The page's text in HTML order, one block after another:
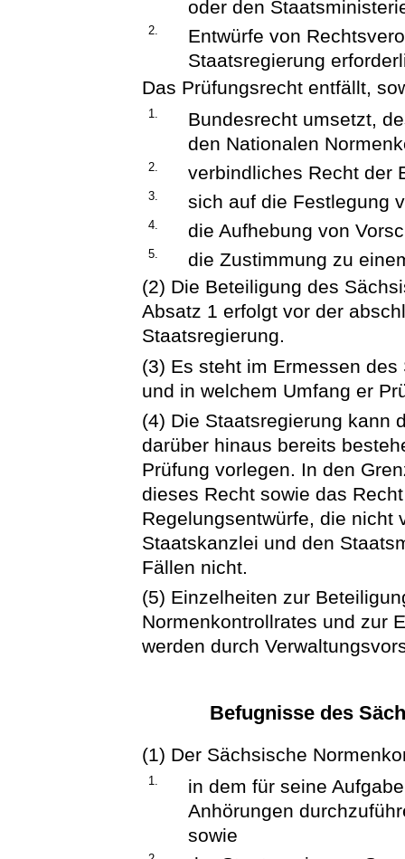
oder den
2.
Entwürfe von
Staatsregierung
Das Prüfungsrecht entfällt,
1.
Bundesrecht umsetzt,
den Nationalen
2. verbindliches Recht der
3. sich auf die Festlegung
4. die Aufhebung von
5.
die Zustimmung zu
(2) Die Beteiligung des
Absatz 1 erfolgt vor der
Staatsregierung.
(3) Es steht im Ermessen
und in welchem Umfang er
(4) Die Staatsregierung kann
darüber hinaus bereits
Prüfung vorlegen. In den
dieses Recht sowie das
Regelungsentwürfe, die nicht
Staatskanzlei und den
Fällen nicht.
(5) Einzelheiten zur
Normenkontrollrates und zur
werden durch
Befugnisse des
(1) Der Sächsische
1.
in dem für seine
Anhörungen
sowie